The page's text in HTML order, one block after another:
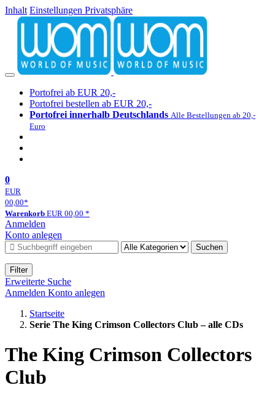
Inhalt Einstellungen Privatsphäre
Portofrei ab EUR 20,-
Portofrei bestellen ab EUR 20,-
Portofrei innerhalb Deutschlands Alle Bestellungen ab 20,-
Euro
0
EUR
00,00*
Warenkorb EUR 00,00 *
Anmelden
Konto anlegen
Suchen
Filter
Erweiterte Suche
Anmelden Konto anlegen
Startseite
Serie The King Crimson Collectors Club – alle CDs
The King Crimson Collectors
Club